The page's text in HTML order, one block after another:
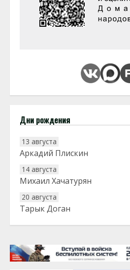
Дни рождения
13 августа
Аркадий Плискин
14 августа
Михаил Хачатурян
20 августа
Тарык Доган
22 августа
25 августа
Сэсэгма Бубеева